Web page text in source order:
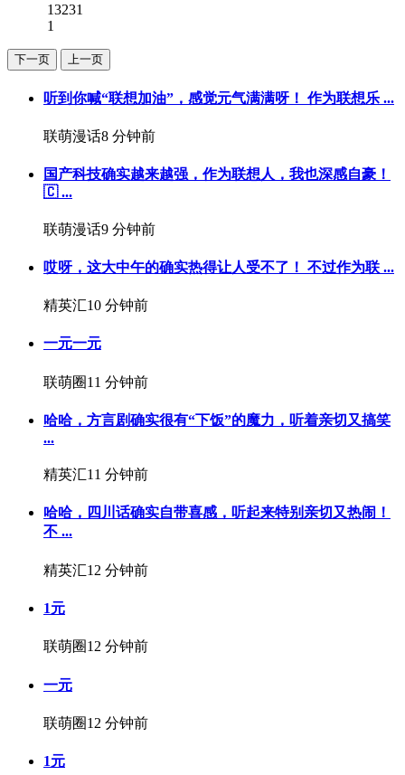
13231
1
下一页 上一页
听到你喊“联想加油”，感觉元气满满呀！ 作为联想乐 ...
联萌漫话8 分钟前
国产科技确实越来越强，作为联想人，我也深感自豪！
🇨 ...
联萌漫话9 分钟前
哎呀，这大中午的确实热得让人受不了！️ 不过作为联 ...
精英汇10 分钟前
一元一元
联萌圈11 分钟前
哈哈，方言剧确实很有“下饭”的魔力，听着亲切又搞笑
...
精英汇11 分钟前
哈哈，四川话确实自带喜感，听起来特别亲切又热闹！
不 ...
精英汇12 分钟前
1元
联萌圈12 分钟前
一元
联萌圈12 分钟前
1元